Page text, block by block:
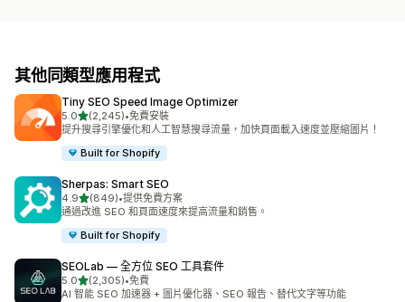
其他同類型應用程式
Tiny SEO Speed Image Optimizer
5.0滿分 5 顆星
(2,245)
共有 2245 則評價
•免費安裝
提升搜尋引擎優化和人工智慧搜尋流量，加快頁面載入速度並壓縮圖片！
Built for Shopify
Sherpas: Smart SEO
4.9滿分 5 顆星
(849)
共有 849 則評價
•提供免費方案
通過改進 SEO 和頁面速度來提高流量和銷售。
Built for Shopify
SEOLab — 全方位 SEO 工具套件
5.0滿分 5 顆星
(2,305)
共有 2305 則評價
•免費
AI 智能 SEO 加速器 + 圖片優化器、SEO 報告、替代文字等功能